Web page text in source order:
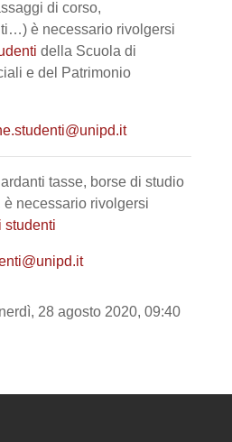
di corso,
è necessario rivolgersi
della Scuola di
e del Patrimonio
tasse, borse di studio
necessario rivolgersi
studenti
28 agosto 2020, 09:40